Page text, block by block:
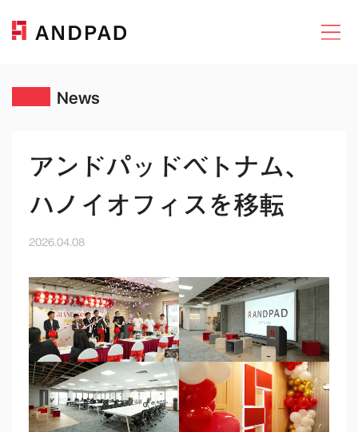
News
アンドパッドベトナム、
ハノイオフィスを移転
2026.04.08